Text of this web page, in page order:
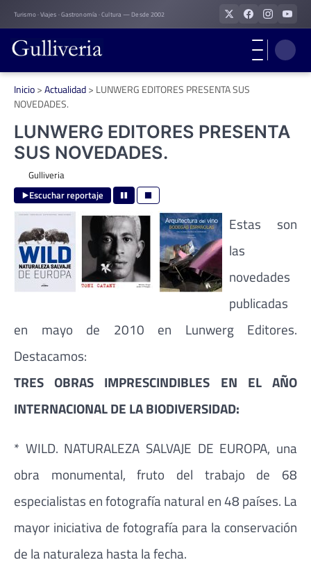
Skip
to
content
Turismo · Viajes · Gastronomía · Cultura — Desde 2002
Inicio>Actualidad> LUNWERG EDITORES PRESENTA SUS
NOVEDADES.
LUNWERG EDITORES PRESENTA
SUS NOVEDADES.
Gulliveria
Escuchar reportaje
Estas son
las
novedades
publicadas
en mayo de 2010 en Lunwerg Editores.
Destacamos:
TRES OBRAS IMPRESCINDIBLES EN EL AÑO
INTERNACIONAL DE LA BIODIVERSIDAD:
* WILD. NATURALEZA SALVAJE DE EUROPA, una
obra monumental, fruto del trabajo de 68
especialistas en fotografía natural en 48 países. La
mayor iniciativa de fotografía para la conservación
de la naturaleza hasta la fecha.